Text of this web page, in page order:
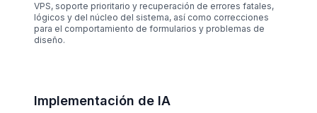
VPS, soporte prioritario y recuperación de errores fatales,
lógicos y del núcleo del sistema, así como correcciones
para el comportamiento de formularios y problemas de
diseño.
Implementación de IA